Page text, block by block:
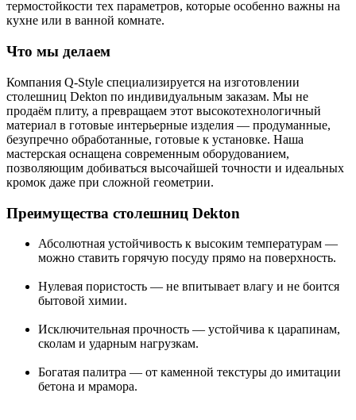
термостойкости тех параметров, которые особенно важны на
кухне или в ванной комнате.
Что мы делаем
Компания Q-Style специализируется на изготовлении
столешниц Dekton по индивидуальным заказам. Мы не
продаём плиту, а превращаем этот высокотехнологичный
материал в готовые интерьерные изделия — продуманные,
безупречно обработанные, готовые к установке. Наша
мастерская оснащена современным оборудованием,
позволяющим добиваться высочайшей точности и идеальных
кромок даже при сложной геометрии.
Преимущества столешниц Dekton
Абсолютная устойчивость к высоким температурам —
можно ставить горячую посуду прямо на поверхность.
Нулевая пористость — не впитывает влагу и не боится
бытовой химии.
Исключительная прочность — устойчива к царапинам,
сколам и ударным нагрузкам.
Богатая палитра — от каменной текстуры до имитации
бетона и мрамора.